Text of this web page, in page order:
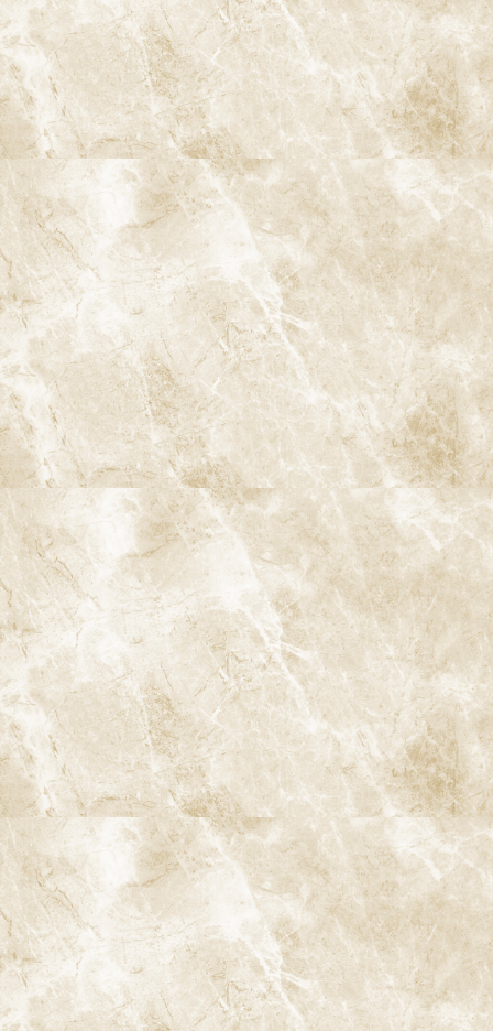
CT活用の精密な診査・診断
口腔内スキャナ
ストローマンインプラント
iTero Lumina（アイテロ ルミナ）
マイクロスコープ精密治療
保険治療でもマイクロスコープを使用
痛みに配慮した治療
流行感染症対策の強化
徹底した滅菌・衛生管理
基本メニュー
初めての方
歯科医師紹介
当院の特長
診療内容
症例集
よくあるご質問
料金表・その他
医院情報
診療 / 交通
ブログ